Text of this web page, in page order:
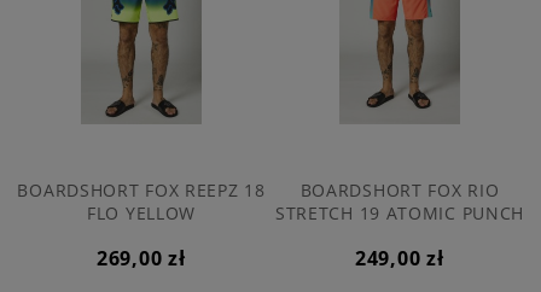
BOARDSHORT FOX REEPZ 18
FLO YELLOW
269,00 zł
BOARDSHORT FOX RIO
STRETCH 19 ATOMIC PUNCH
249,00 zł